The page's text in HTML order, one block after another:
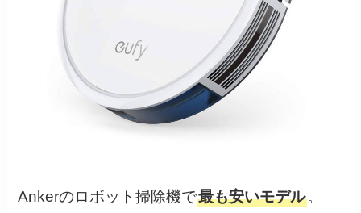
Ankerのロボット掃除機で最も安いモデル。